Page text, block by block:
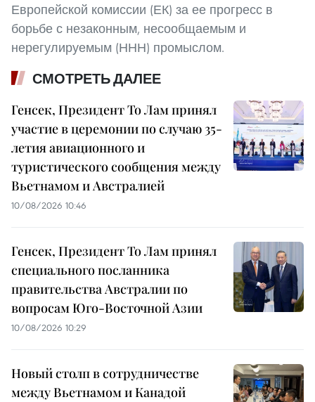
Европейской комиссии (ЕК) за ее прогресс в
борьбе с незаконным, несообщаемым и
нерегулируемым (ННН) промыслом.
СМОТРЕТЬ ДАЛЕЕ
Генсек, Президент То Лам принял
участие в церемонии по случаю 35-
летия авиационного и
туристического сообщения между
Вьетнамом и Австралией
10/08/2026 10:46
Генсек, Президент То Лам принял
специального посланника
правительства Австралии по
вопросам Юго-Восточной Азии
10/08/2026 10:29
Новый столп в сотрудничестве
между Вьетнамом и Канадой